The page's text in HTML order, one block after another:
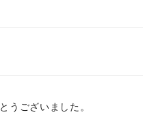
うございました。